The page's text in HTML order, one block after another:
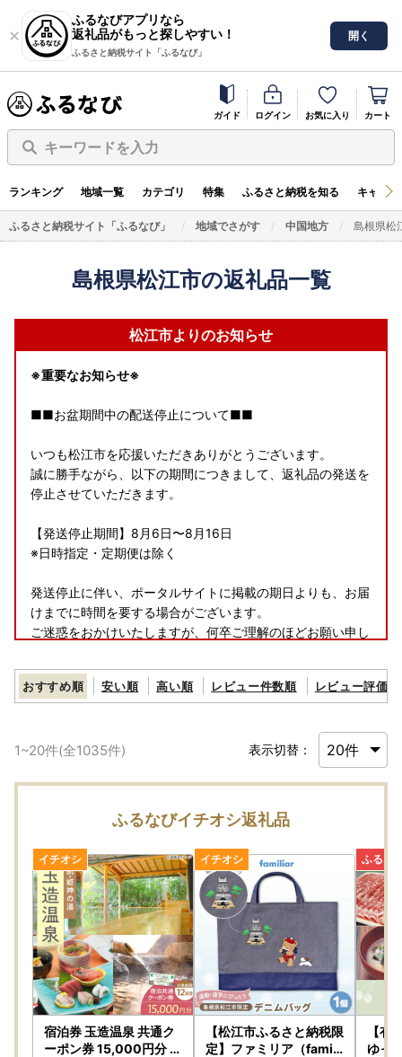
ふるなびアプリなら
返礼品がもっと探しやすい！
ふるさと納税サイト「ふるなび」
開く
ガイド ログイン お気に入り カート
キーワードを入力
ランキング 地域一覧 カテゴリ 特集 ふるさと納税を知る キャン
ふるさと納税サイト「ふるなび」 地域でさがす 中国地方 島根県松
島根県松江市の返礼品一覧
松江市よりのお知らせ
※重要なお知らせ※
■■お盆期間中の配送停止について■■
いつも松江市を応援いただきありがとうございます。
誠に勝手ながら、以下の期間につきまして、返礼品の発送を
停止させていただきます。
【発送停止期間】8月6日〜8月16日
※日時指定・定期便は除く
発送停止に伴い、ポータルサイトに掲載の期日よりも、お届
けまでに時間を要する場合がございます。
ご迷惑をおかけいたしますが、何卒ご理解のほどお願い申し
【寄附金受領証明書の発送について】
なお、ワンストップ特例申請書は、ご希望いただきました寄
【返礼品の発送について】
・長期不在などでお受け取りができない期間がある場合は、
備考欄に必ずご入力ください。原則、再送はいたしかねま
す。
・万が一、返礼品のお届け時に破損や傷みなどの不具合があ
った場合は、速やかに下記記載の『松江市ふるさと納税お問
い合わせ窓口』までご連絡ください。
※令和5年6月1日発送分より、ヤマト運輸・転送サービスの
有料化が発表されております。転送の際は、ご注意くださ
い。
お届け先が変更となる場合は、事前に問い合わせ窓口へご連
絡をお願いいたします。
おすすめ順 安い順 高い順 レビュー件数順 レビュー評価順
1~20件(全1035件) 表示切替：
ふるなびイチオシ返礼品
宿泊券 玉造温泉 共通ク
ーポン券 15,000円分 宿
【松江市ふるさと納税限
定】ファミリア（famili
【有
ゆっ